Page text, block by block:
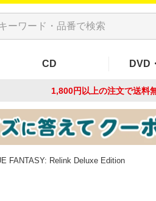
CD DVD
1,800円以上の注文で送料
FANTASY: Relink Deluxe Edition